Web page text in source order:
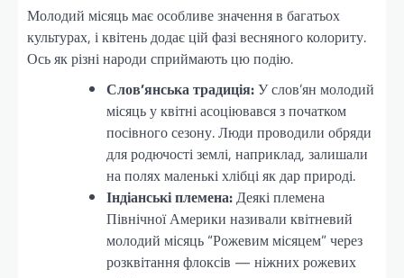
Молодий місяць має особливе значення в багатьох
культурах, і квітень додає цій фазі весняного колориту.
Ось як різні народи сприймають цю подію.
Слов’янська традиція:У слов’ян молодий
місяць у квітні асоціювався з початком
посівного сезону. Люди проводили обряди
для родючості землі, наприклад, залишали
на полях маленькі хлібці як дар природі.
Індіанські племена:Деякі племена
Північної Америки називали квітневий
молодий місяць “Рожевим місяцем” через
розквітання флоксів — ніжних рожевих